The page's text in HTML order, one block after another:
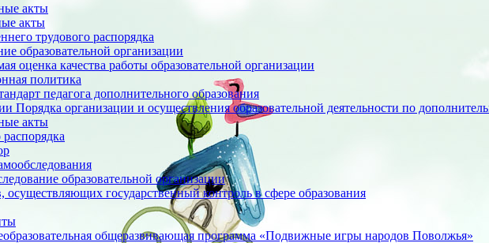
акты
акты
трудового распорядка
образовательной организации
оценка качества работы образовательной организации
политика
педагога дополнительного образования
Порядка организации и осуществления образовательной деятельности по
акты
образовательной организации
осуществляющих государственный контроль в сфере образования
общеразвивающая программа «Подвижные игры народов Поволжья»